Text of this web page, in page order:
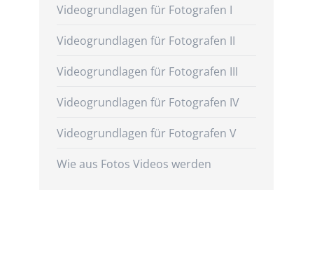
Videogrundlagen für Fotografen I
Videogrundlagen für Fotografen II
Videogrundlagen für Fotografen III
Videogrundlagen für Fotografen IV
Videogrundlagen für Fotografen V
Wie aus Fotos Videos werden